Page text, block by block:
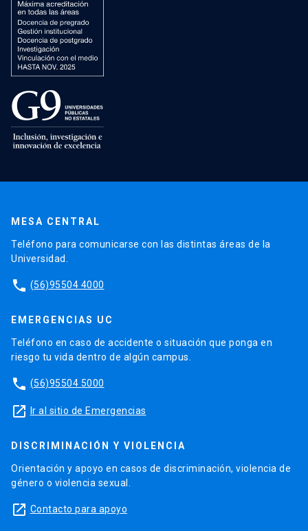
MESA CENTRAL
Teléfono para comunicarse con las distintas áreas de la
Universidad.
phone (56)95504 4000
EMERGENCIAS UC
Teléfono en caso de accidente o situación que ponga en
riesgo tu vida dentro de algún campus.
phone (56)95504 5000
launch Ir al sitio de Emergencias
DISCRIMINACIÓN Y VIOLENCIA
Orientación y apoyo en casos de discriminación, violencia de
género o violencia sexual.
launch Contacto para apoyo